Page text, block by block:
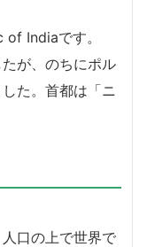
of Indiaです。
が、のちにポル
た。首都は「ニ
口の上で世界で